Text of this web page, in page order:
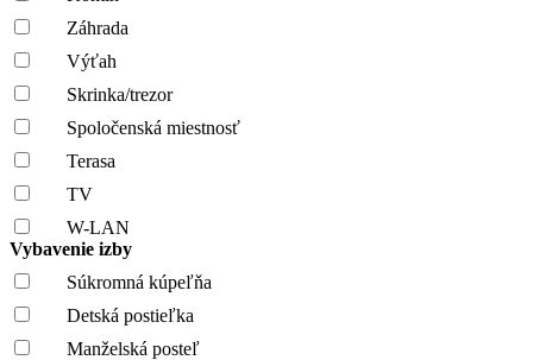
Záhrada
Výťah
Skrinka/trezor
Spoločenská miestnosť
Terasa
TV
W-LAN
Vybavenie izby
Súkromná kúpeľňa
Detská postieľka
Manželská posteľ